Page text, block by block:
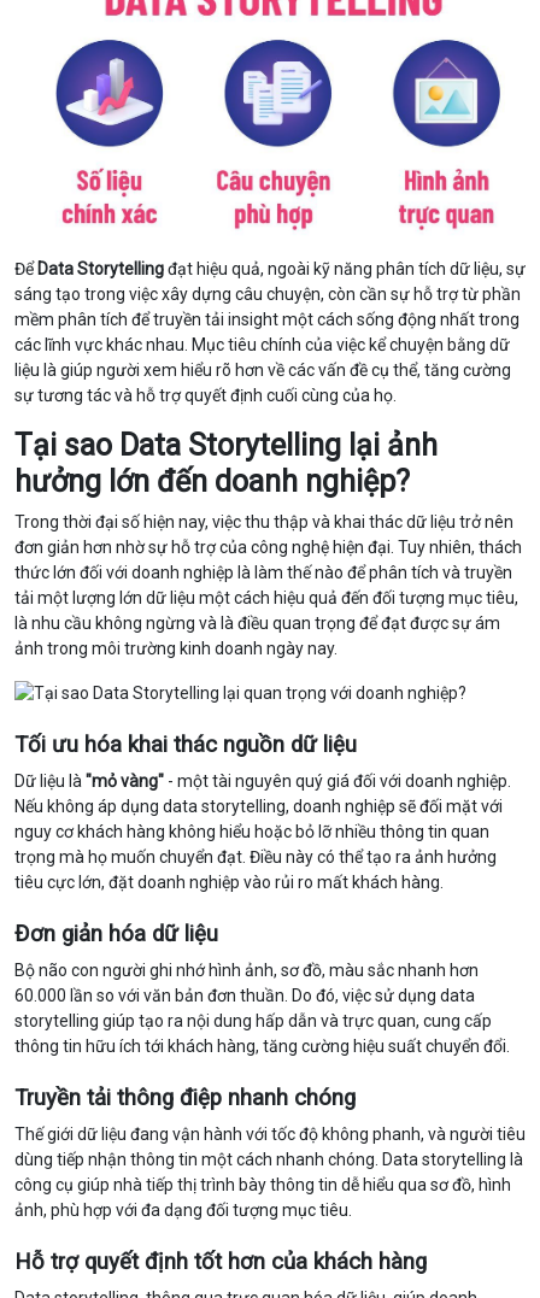
Để Data Storytellingđạt hiệu quả, ngoài kỹ năng phân tích dữ liệu, sự
sáng tạo trong việc xây dựng câu chuyện, còn cần sự hỗ trợ từ phần
mềm phân tích để truyền tải insight một cách sống động nhất trong
các lĩnh vực khác nhau. Mục tiêu chính của việc kể chuyện bằng dữ
liệu là giúp người xem hiểu rõ hơn về các vấn đề cụ thể, tăng cường
sự tương tác và hỗ trợ quyết định cuối cùng của họ.
Tại sao Data Storytelling lại ảnh
hưởng lớn đến doanh nghiệp?
Trong thời đại số hiện nay, việc thu thập và khai thác dữ liệu trở nên
đơn giản hơn nhờ sự hỗ trợ của công nghệ hiện đại. Tuy nhiên, thách
thức lớn đối với doanh nghiệp là làm thế nào để phân tích và truyền
tải một lượng lớn dữ liệu một cách hiệu quả đến đối tượng mục tiêu,
là nhu cầu không ngừng và là điều quan trọng để đạt được sự ám
ảnh trong môi trường kinh doanh ngày nay.
Tối ưu hóa khai thác nguồn dữ liệu
Dữ liệu là "mỏ vàng" - một tài nguyên quý giá đối với doanh nghiệp.
Nếu không áp dụng data storytelling, doanh nghiệp sẽ đối mặt với
nguy cơ khách hàng không hiểu hoặc bỏ lỡ nhiều thông tin quan
trọng mà họ muốn chuyển đạt. Điều này có thể tạo ra ảnh hưởng
tiêu cực lớn, đặt doanh nghiệp vào rủi ro mất khách hàng.
Đơn giản hóa dữ liệu
Bộ não con người ghi nhớ hình ảnh, sơ đồ, màu sắc nhanh hơn
60.000 lần so với văn bản đơn thuần. Do đó, việc sử dụng data
storytelling giúp tạo ra nội dung hấp dẫn và trực quan, cung cấp
thông tin hữu ích tới khách hàng, tăng cường hiệu suất chuyển đổi.
Truyền tải thông điệp nhanh chóng
Thế giới dữ liệu đang vận hành với tốc độ không phanh, và người tiêu
dùng tiếp nhận thông tin một cách nhanh chóng. Data storytelling là
công cụ giúp nhà tiếp thị trình bày thông tin dễ hiểu qua sơ đồ, hình
ảnh, phù hợp với đa dạng đối tượng mục tiêu.
Hỗ trợ quyết định tốt hơn của khách hàng